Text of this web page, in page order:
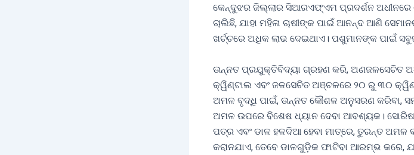
କେନ୍ଦୁଝର ଜିଲ୍ଲାର ସିଆରଏଫ୍ଏମ ପ୍ରଦର୍ଶନ
ଚାଲିଛି, ଯାହା ମହିଳା ଚାଷୀଙ୍କ ପାଇଁ ଆନନ୍ଦ ଆଣି
ଖର୍ଚ୍ଚରେ ଅଧିକ ଲାଭ ଦେଇଥାଏ। ପଶୁମାନଙ୍କ ପାଇଁ
ଉନ୍ନତ ପ୍ରଯୁକ୍ତିବିଦ୍ୟା ଗ୍ରହଣ କରି, ଅଣଜଳସେଚିତ
କ୍ୱିଣ୍ଟାଲ ଏବଂ ଜଳସେଚିତ ଅଞ୍ଚଳରେ ୨୦ ରୁ ୩୦
ଅମଳ ବୃଦ୍ଧି ପାଇଁ, ଉନ୍ନତ କୌଶଳ ଅନୁସରଣ କରିବା,
ଅମଳ ଉପରେ ବିଶେଷ ଧ୍ୟାନ ଦେବା ଆବଶ୍ୟକ।
ପତ୍ର ଏବଂ ଡାଳ ହଳଦିଆ ହେବା ମାତ୍ରେ, ତୁରନ୍ତ
କରାନଯାଏ, ତେବେ ଡାଳଗୁଡ଼ିକ ଫାଟିବା ଆରମ୍ଭ କରେ,